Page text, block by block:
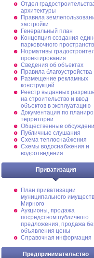
Отдел
архитектуры
Правила
застройки
Генеральный план
Концепция создания
парковочного
Нормативы
проектирования
Сведения об объектах
Правила благоустройства
Размещение рекламных
конструкций
Реестр выданных
на строительство и ввод
объектов в эксплуатацию
Документация по
территории
Общественные
Публичные слушания
Схема теплоснабжения
Схемы водоснабжения и
водоотведения
Приватизация
План приватизации
муниципального
Мирного
Аукционы, продажа
посредством публичного
предложения, продажа
объявления цены
Справочная информация
Предпринимательство